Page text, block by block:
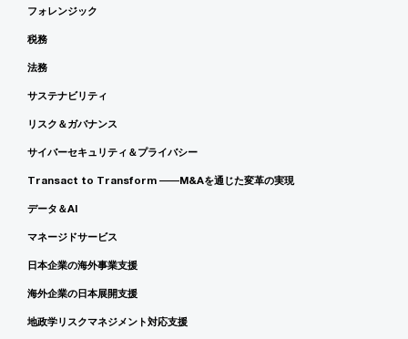
フォレンジック
税務
法務
サステナビリティ
リスク＆ガバナンス
サイバーセキュリティ＆プライバシー
Transact to Transform ――M&Aを通じた変革の実現
データ＆AI
マネージドサービス
日本企業の海外事業支援
海外企業の日本展開支援
地政学リスクマネジメント対応支援